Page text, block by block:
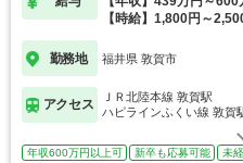
【時給】1,800円～
勤務地 福井県 敦賀市
アクセス
ＪＲ北陸本線 敦賀駅
ハピラインふくい線 敦
年収600万円以上可 新卒も応募可能 未